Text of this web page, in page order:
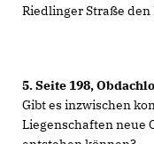
Riedlinger Straße
5. Seite 198,
Gibt es inzwischen
Liegenschaften neue